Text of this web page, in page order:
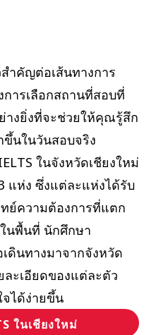
ำคัญต่อเส้นทางการ
ารเลือกสถานที่สอบที่
งยิ่งที่จะช่วยให้คุณรู้สึก
นในวันสอบจริง
ในจังหวัดเชียงใหม่
แห่ง ซึ่งแต่ละแห่งได้รับ
ย์ความต้องการที่แตก
นพื้นที่ นักศึกษา
ดินทางมาจากจังหวัด
ละเอียดของแต่ละตัว
ได้ง่ายขึ้น
ในเชียงใหม่